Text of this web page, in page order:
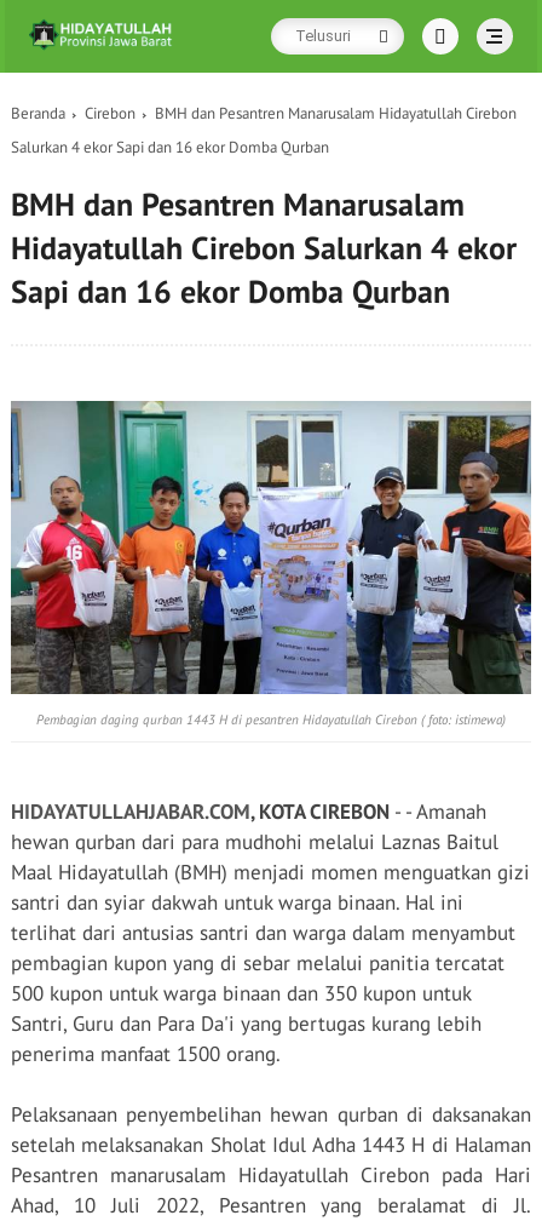
Beranda Cirebon
BMH dan Pesantren Manarusalam Hidayatullah Cirebon
Salurkan 4 ekor Sapi dan 16 ekor Domba Qurban
BMH dan Pesantren Manarusalam
Hidayatullah Cirebon Salurkan 4 ekor
Sapi dan 16 ekor Domba Qurban
Pembagian daging qurban 1443 H di pesantren Hidayatullah Cirebon ( foto: istimewa)
HIDAYATULLAHJABAR.COM, KOTA CIREBON- - Amanah
hewan qurban dari para mudhohi melalui Laznas Baitul
Maal Hidayatullah (BMH) menjadi momen menguatkan gizi
santri dan syiar dakwah untuk warga binaan. Hal ini
terlihat dari antusias santri dan warga dalam menyambut
pembagian kupon yang di sebar melalui panitia tercatat
500 kupon untuk warga binaan dan 350 kupon untuk
Santri, Guru dan Para Da'i yang bertugas kurang lebih
penerima manfaat 1500 orang.
Pelaksanaan penyembelihan hewan qurban di daksanakan
setelah melaksanakan Sholat Idul Adha 1443 H di Halaman
Pesantren manarusalam Hidayatullah Cirebon pada Hari
Ahad, 10 Juli 2022, Pesantren yang beralamat di Jl.